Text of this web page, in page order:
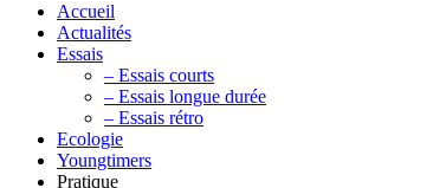
Accueil
Actualités
Essais
– Essais courts
– Essais longue durée
– Essais rétro
Ecologie
Youngtimers
Pratique